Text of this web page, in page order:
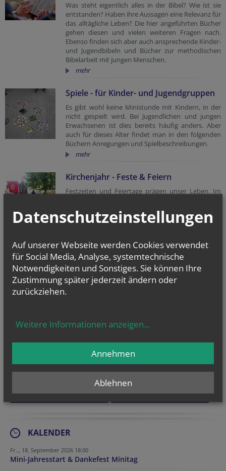
Was steht eigentlich alles in der Bibel? Wie ist sie
entstanden? Haben ihre Aussagen eine Relevanz für
das alltägliche Leben? Die hier angeführten Bücher
gehen diesen und vielen weiteren Fragen nach.
Ebenso finden sich aber auch ansprechende Kinder-
und Jugendbibeln und Bücher zur methodischen
Bibelarbeit mit jungen Menschen.
mehr
Spiele - für Kinder- und Jugendgruppen
Es gibt wohl keine Ministunde mit Kindern, in der
nicht gespielt wird. Bei Jugendlichen und jungen
Erwachsenen ist dies bereits häufig anders. Aber
auch für dieses Alter findet man in den folgenden
Büchern Anregungen und Spielbeschreibungen.
mehr
Kirchenjahr - Feste & Feiern
Festzeiten und Feiertage prägen unser Leben. Im
um den Ablauf und die Feste im Kirchenjahr. Neben
Hintergrundwissen gibt es auch Anregungen, wie
die verschiedenen Festzeiten mit Kindern und
mehr
Datenverarbeitungzu.
Ich habe dieInformationen zum Datenschutzgelesen.*
KALENDER
Fr.., 18. September 2026 18:00
Mini-Jahresstart & Dankefest Minitag
Datenschutzeinstellungen
Auf unserer Webseite werden Cookies verwendet
für Social Media, Analyse, systemtechnische
Notwendigkeiten und Sonstiges. Sie können Ihre
Zustimmung später jederzeit ändern oder
zurückziehen.
Weitere Informationen anzeigen...
Ablehnen
Annehmen